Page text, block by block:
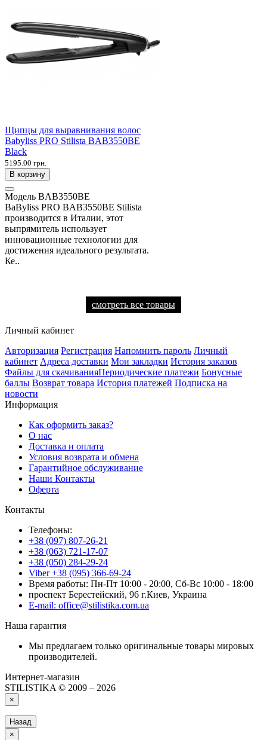
Щипцы для выравнивания волос
Babyliss PRO Stilista BAB3550BE
Black
5195.00 грн.
В корзину
Модель BAB3550BE
BaByliss PRO BAB3550BE Stilista
производится в Италии, этот
выпрямитель использует
инновационные технологии для
достижения идеального результата.
Ке..
смотреть все товары
Личный кабинет
Авторизация Регистрация Напомнить пароль Личный
кабинет Адреса доставки Мои закладки История заказов
Файлы для скачиванияПериодические платежи Бонусные
баллы Возврат товара История платежей Подписка на
новости
Информация
Как оформить заказ?
О нас
Доставка и оплата
Условия возврата и обмена
Гарантийное обслуживание
Наши Контакты
Оферта
Контакты
Телефоны:
+38 (097) 807-26-21
+38 (063) 721-17-07
+38 (050) 284-29-24
Viber +38 (095) 366-69-24
Время работы: Пн-Пт 10:00 - 20:00, Сб-Вс 10:00 - 18:00
проспект Берестейский, 96 г.Киев, Украина
E-mail: office@stilistika.com.ua
Наша гарантия
Мы предлагаем только оригинальные товары мировых
производителей.
Интернет-магазин
STILISTIKA © 2009 – 2026
×
Назад
×